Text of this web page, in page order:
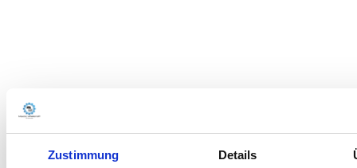
Zustimmung Details